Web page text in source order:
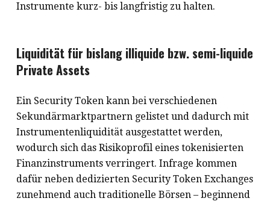
Instrumente kurz- bis langfristig zu halten.
Liquidität für bislang illiquide bzw. semi-liquide
Private Assets
Ein Security Token kann bei verschiedenen
Sekundärmarktpartnern gelistet und dadurch mit
Instrumentenliquidität ausgestattet werden,
wodurch sich das Risikoprofil eines tokenisierten
Finanzinstruments verringert. Infrage kommen
dafür neben dedizierten Security Token Exchanges
zunehmend auch traditionelle Börsen – beginnend